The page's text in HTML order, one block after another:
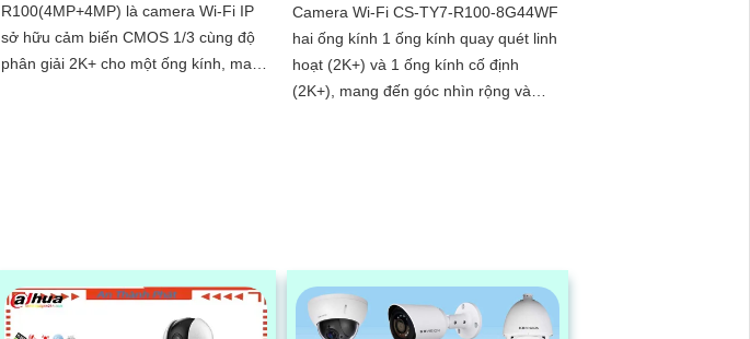
R100(4MP+4MP) là camera Wi-Fi IP
sở hữu cảm biến CMOS 1/3 cùng độ
phân giải 2K+ cho một ống kính, mang
Camera Wi-Fi CS-TY7-R100-8G44WF
hai ống kính 1 ống kính quay quét linh
hoạt (2K+) và 1 ống kính cố định
(2K+), mang đến góc nhìn rộng và